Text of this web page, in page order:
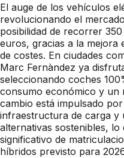
El auge de los vehículos
revolucionando el
posibilidad de recorrer
euros, gracias a la mejora
de costes. En ciudades
Marc Fernàndez ya
seleccionando coches
consumo económico y un
cambio está impulsado
infraestructura de carga y
alternativas sostenibles,
significativo de
híbridos previsto para